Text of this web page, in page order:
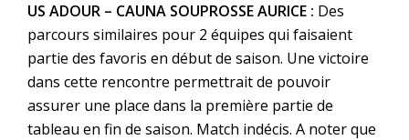
US ADOUR – CAUNA SOUPROSSE AURICE : Des
parcours similaires pour 2 équipes qui faisaient
partie des favoris en début de saison. Une victoire
dans cette rencontre permettrait de pouvoir
assurer une place dans la première partie de
tableau en fin de saison. Match indécis. A noter que